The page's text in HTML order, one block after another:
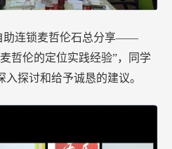
助连锁麦哲伦石总分享——
哲伦的定位实践经验”，同学
探讨和给予诚恳的建议。